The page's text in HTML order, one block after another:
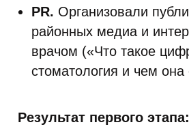
PR. Организовали
районных медиа и
врачом («Что такое
стоматология и чем она
Результат первого этапа: